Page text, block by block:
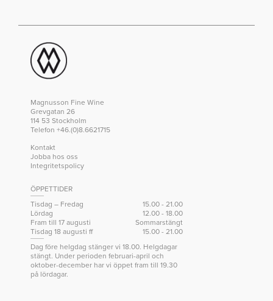
Kontakt
Jobba hos oss
Integritetspolicy
Magnusson Fine Wine
Grevgatan 26
114 53 Stockholm
Telefon +46.(0)8.6621715
ÖPPETTIDER
Tisdag – Fredag
15.00 - 21.00
Lördag
12.00 - 18.00
Fram till 17 augusti
Sommarstängt
Tisdag 18 augusti ff
15.00 - 21.00
Dag före helgdag stänger vi 18.00. Helgdagar
stängt. Under perioden februari-april och
oktober-december har vi öppet fram till 19.30
på lördagar.